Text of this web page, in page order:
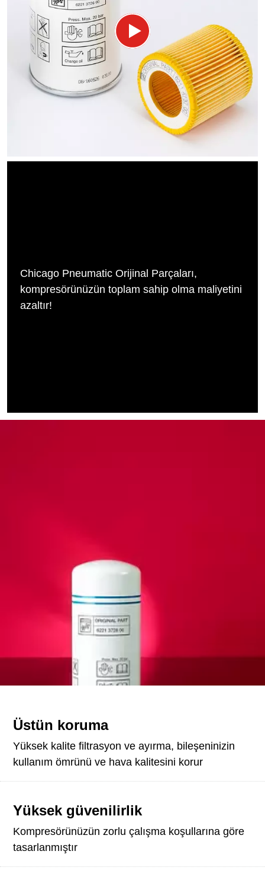
Chicago Pneumatic Orijinal Parçaları,
kompresörünüzün toplam sahip olma maliyetini
azaltır!
Üstün koruma
Yüksek kalite filtrasyon ve ayırma, bileşeninizin
kullanım ömrünü ve hava kalitesini korur
Yüksek güvenilirlik
Kompresörünüzün zorlu çalışma koşullarına göre
tasarlanmıştır